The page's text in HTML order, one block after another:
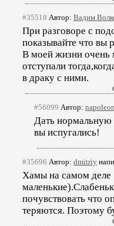
#35518 Автор: Вадим
При разговоре с
показывайте что вы
В моей жизни очень
отступали
в драку с ними.
#56099 Автор:
Дать нормальную
вы испугались!
#35696 Автор: dmitriy
Хамы на самом деле
почувствовать что
теряются. Поэтому